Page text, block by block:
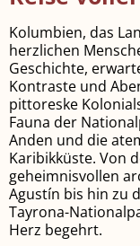
Kolumbien, das
herzlichen
Geschichte,
Kontraste und
pittoreske
Fauna der
Anden und die
Karibikküste. Von
geheimnisvollen
Agustín bis hin zu
Tayrona-
Herz begehrt.